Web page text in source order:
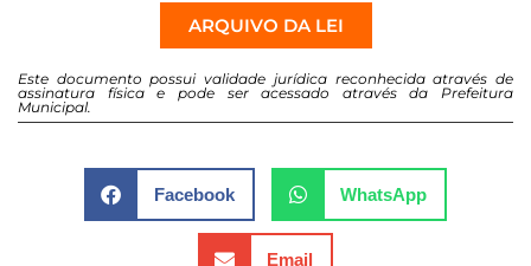
ARQUIVO DA LEI
Este documento possui validade jurídica reconhecida através de
assinatura física e pode ser acessado através da Prefeitura
Municipal.
Facebook WhatsApp
Email